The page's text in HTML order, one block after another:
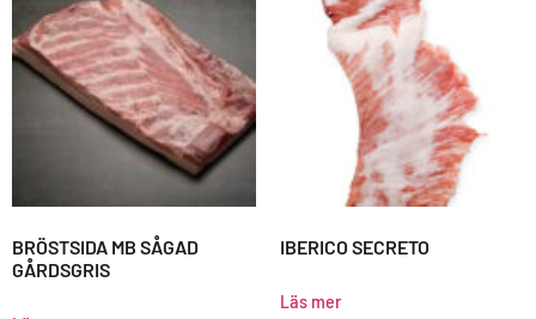
BRÖSTSIDA MB SÅGAD
GÅRDSGRIS
IBERICO SECRETO
Läs mer